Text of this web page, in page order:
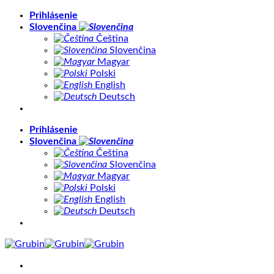
Skip
Prihlásenie
Slovenčina
Čeština
Slovenčina
Magyar
Polski
English
Deutsch
Prihlásenie
Slovenčina
Čeština
Slovenčina
Magyar
Polski
English
Deutsch